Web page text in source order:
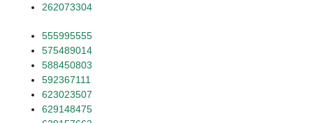
262073304
555995555
575489014
588450803
592367111
623023507
629148475